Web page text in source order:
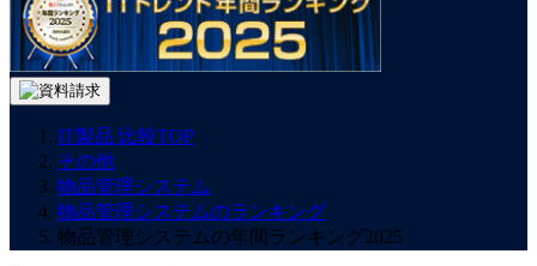
IT製品 比較TOP
その他
物品管理システム
物品管理システムのランキング
物品管理システムの年間ランキング2025